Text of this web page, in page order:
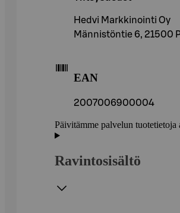
Hedvi Markkinointi Oy
Männistöntie 6, 21500
EAN
2007006900004
Päivitämme palvelun tuotetietoja
Ravintosisältö